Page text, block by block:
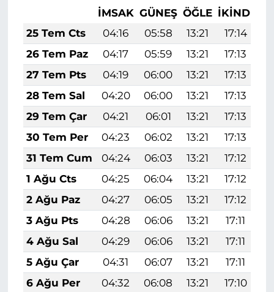
İMSAK GÜNEŞ ÖĞLE İKINDI
25 Tem Cts
04:16 05:58 13:21 17:14
26 Tem Paz
04:17 05:59 13:21 17:13
27 Tem Pts
04:19 06:00 13:21 17:13
28 Tem Sal
04:20 06:00 13:21 17:13
29 Tem Çar
04:21 06:01 13:21 17:13
30 Tem Per
04:23 06:02 13:21 17:13
31 Tem Cum
04:24 06:03 13:21 17:12
1 Ağu Cts
04:25 06:04 13:21 17:12
2 Ağu Paz
04:27 06:05 13:21 17:12
3 Ağu Pts
04:28 06:06 13:21 17:11
4 Ağu Sal
04:29 06:06 13:21 17:11
5 Ağu Çar
04:31 06:07 13:21 17:11
6 Ağu Per
04:32 06:08 13:21 17:10